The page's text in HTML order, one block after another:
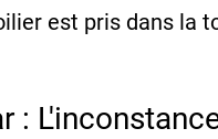
est pris dans la
: